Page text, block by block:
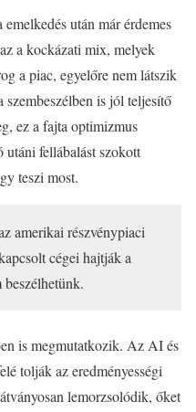
után már érdemes
a kockázati mix, melyek
a piac, egyelőre nem látszik
is jól teljesítő
ez a fajta optimizmus
utáni fellábalást szokott
teszi most.
amerikai részvénypiaci
cégei hajtják a
is megmutatkozik. Az AI és
tolják az eredményességi
lemorzsolódik, őket